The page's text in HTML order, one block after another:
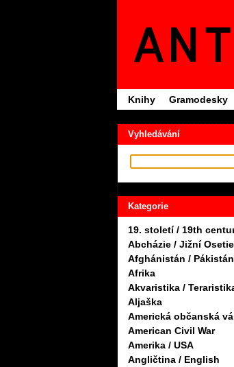
Knihy Gramodesky
Vyhledávání
Kategorie
19. století / 19th
Abcházie / Jižní Osetie
Afghánistán / Pákistán
Afrika
Akvaristika /
Aljaška
Americká občanská
American Civil War
Amerika / USA
Angličtina / English